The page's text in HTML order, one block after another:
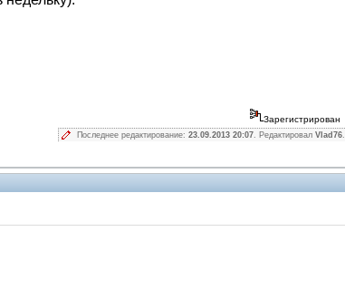
Зарегистрирован
Последнее редактирование: 23.09.2013 20:07. Редактировал Vlad76.